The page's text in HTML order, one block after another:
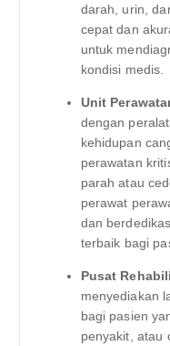
darah, urin,
cepat dan
untuk
kondisi medis.
Unit
dengan
kehidupan
perawatan
parah atau
perawat
dan
terbaik bagi
Pusat
menyediakan
bagi pasien
penyakit, atau